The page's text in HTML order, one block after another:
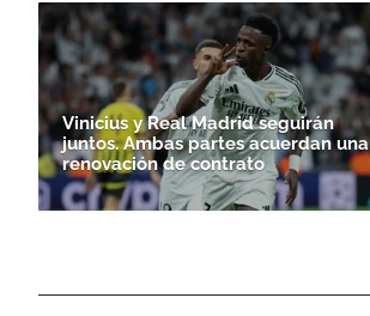
Vinicius y Real Madrid seguirán
juntos. Ambas partes acuerdan una
renovación de contrato